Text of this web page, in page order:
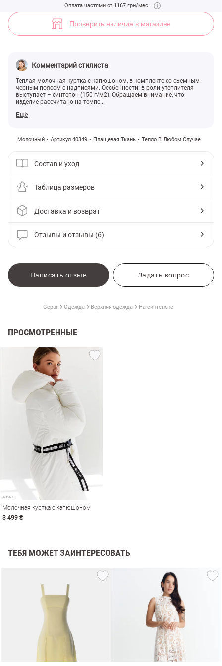
Оплата частями от 1167 грн/мес
Проверить наличие в магазине
Комментарий стилиста
Теплая молочная куртка с капюшоном, в комплекте со сьемным
черным поясом с надписями. Особенности: в роли утеплителя
выступает – синтепон (150 г/м2). Обращаем внимание, что
изделие рассчитано на темпе...
Ещё
Молочный Артикул 40349 Плащевая Ткань Тепло В Любом Случае
Состав и уход
Таблица размеров
Доставка и возврат
Отзывы и отзывы (6)
Написать отзыв Задать вопрос
Gepur Одежда Верхняя одежда На синтепоне
ПРОСМОТРЕННЫЕ
Молочная куртка с капюшоном
3 499 ₴
ТЕБЯ МОЖЕТ ЗАИНТЕРЕСОВАТЬ
Молочная куртка с капюшоном (арт. 40349) ♡ интернет-магазин